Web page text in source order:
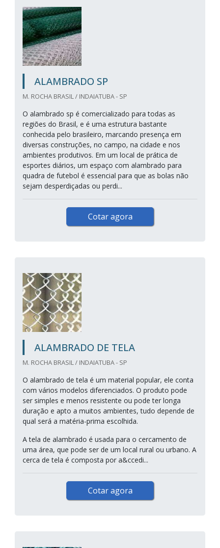
ALAMBRADO SP
M. ROCHA BRASIL / INDAIATUBA - SP
O alambrado sp é comercializado para todas as
regiões do Brasil, e é uma estrutura bastante
conhecida pelo brasileiro, marcando presença em
diversas construções, no campo, na cidade e nos
ambientes produtivos. Em um local de prática de
esportes diários, um espaço com alambrado para
quadra de futebol é essencial para que as bolas não
sejam desperdiçadas ou perdi...
Cotar agora
ALAMBRADO DE TELA
M. ROCHA BRASIL / INDAIATUBA - SP
O alambrado de tela é um material popular, ele conta
com vários modelos diferenciados. O produto pode
ser simples e menos resistente ou pode ter longa
duração e apto a muitos ambientes, tudo depende de
qual será a matéria-prima escolhida.
A tela de alambrado é usada para o cercamento de
uma área, que pode ser de um local rural ou urbano. A
cerca de tela é composta por a&ccedi...
Cotar agora